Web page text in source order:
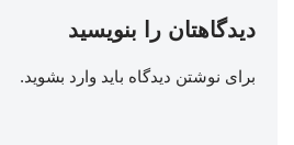
دیدگاهتان را بنویسید
برای نوشتن دیدگاه باید وارد بشوید.